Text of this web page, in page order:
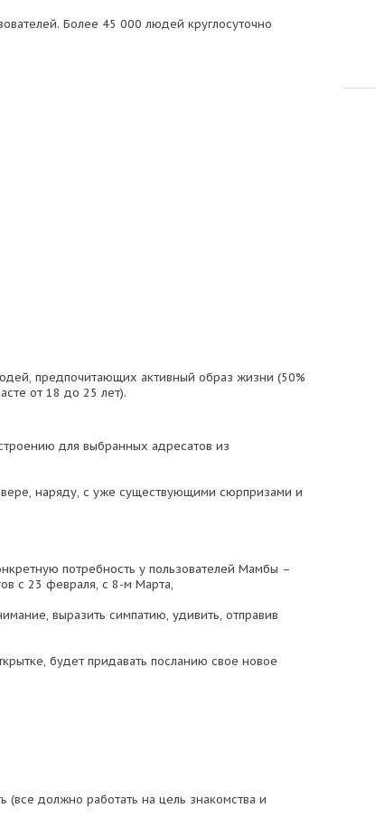
Более 45 000 людей круглосуточно
предпочитающих активный образ жизни (50%
от 18 до 25 лет).
для выбранных адресатов из
наряду, с уже существующими сюрпризами и
потребность у пользователей Мамбы –
с 23 февраля, с 8-м Марта,
выразить симпатию, удивить, отправив
будет придавать посланию свое новое
должно работать на цель знакомства и